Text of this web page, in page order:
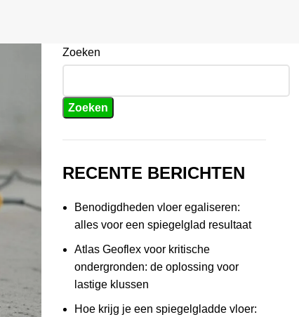
Zoeken
Zoeken
RECENTE BERICHTEN
Benodigdheden vloer egaliseren:
alles voor een spiegelglad resultaat
Atlas Geoflex voor kritische
ondergronden: de oplossing voor
lastige klussen
Hoe krijg je een spiegelgladde vloer: